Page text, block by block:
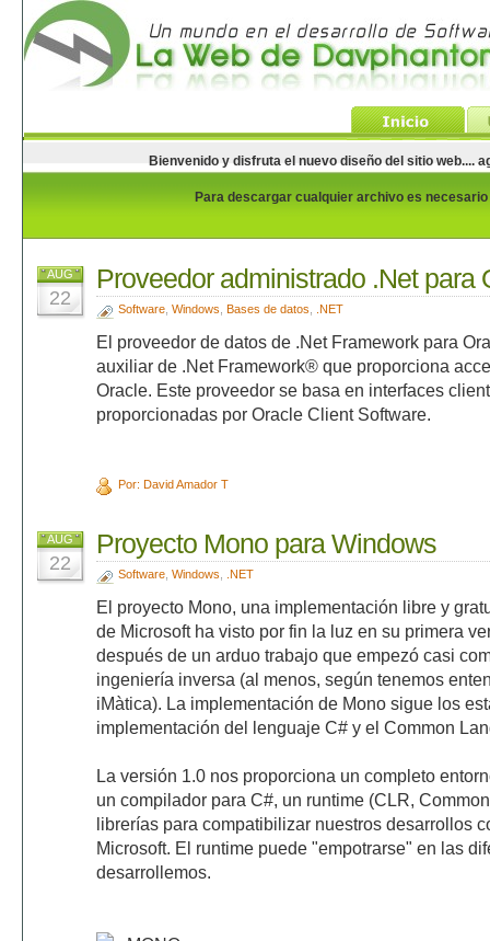
Bienvenido y disfruta el nuevo diseño del sitio web....
Para descargar cualquier archivo es
AUG
22
Proveedor administrado .Net para
Software, Windows Bases de datos .NET
El proveedor de datos de .Net Framework para
auxiliar de .Net Framework® que proporciona
Oracle. Este proveedor se basa en interfaces
proporcionadas por Oracle Client Software.
Por: David Amador T
AUG
22
Proyecto Mono para Windows
Software, Windows .NET
El proyecto Mono, una implementación libre y
de Microsoft ha visto por fin la luz en su primera
después de un arduo trabajo que empezó casi
ingeniería inversa (al menos, según tenemos
iMàtica). La implementación de Mono sigue los
implementación del lenguaje C# y el Common
La versión 1.0 nos proporciona un completo
un compilador para C#, un runtime (CLR,
librerías para compatibilizar nuestros desarrollos
Microsoft. El runtime puede "empotrarse" en las
desarrollemos.